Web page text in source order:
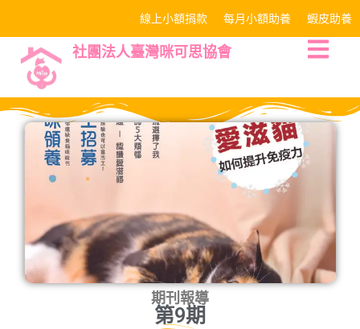
線上小額捐款 每月小額助養 蝦皮助養
社團法人臺灣咪可思協會
期刊報導
第9期